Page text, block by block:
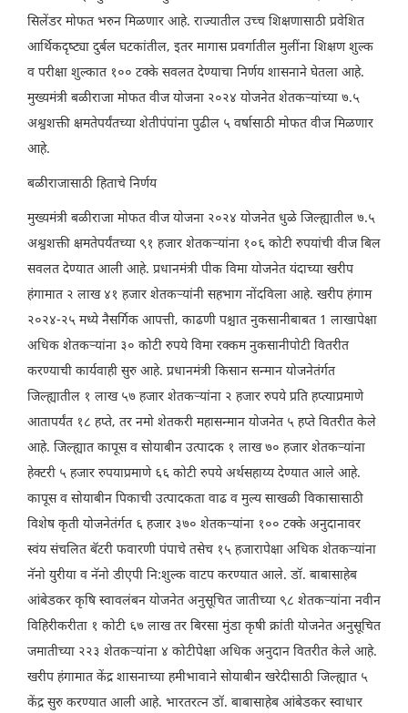
सिलेंडर मोफत भरुन मिळणार आहे. राज्यातील उच्च शिक्षणासाठी प्रवेशित
आर्थिकदृष्ट्या दुर्बल घटकांतील, इतर मागास प्रवर्गातील मुलींना शिक्षण शुल्क
व परीक्षा शुल्कात १०० टक्के सवलत देण्याचा निर्णय शासनाने घेतला आहे.
मुख्यमंत्री बळीराजा मोफत वीज योजना २०२४ योजनेत शेतकऱ्यांच्या ७.५
अश्वशक्ती क्षमतेपर्यंतच्या शेतीपंपांना पुढील ५ वर्षासाठी मोफत वीज मिळणार
आहे.
बळीराजासाठी हिताचे निर्णय
मुख्यमंत्री बळीराजा मोफत वीज योजना २०२४ योजनेत धुळे जिल्ह्यातील ७.५
अश्वशक्ती क्षमतेपर्यंतच्या ९१ हजार शेतकऱ्यांना १०६ कोटी रुपयांची वीज बिल
सवलत देण्यात आली आहे. प्रधानमंत्री पीक विमा योजनेत यंदाच्या खरीप
हंगामात २ लाख ४१ हजार शेतकऱ्यांनी सहभाग नोंदविला आहे. खरीप हंगाम
२०२४-२५ मध्ये नैसर्गिक आपत्ती, काढणी पश्चात नुकसानीबाबत 1 लाखापेक्षा
अधिक शेतकऱ्यांना ३० कोटी रुपये विमा रक्कम नुकसानीपोटी वितरीत
करण्याची कार्यवाही सुरु आहे. प्रधानमंत्री किसान सन्मान योजनेतंर्गत
जिल्ह्यातील १ लाख ५७ हजार शेतकऱ्यांना २ हजार रुपये प्रति हप्त्याप्रमाणे
आतापर्यंत १८ हप्ते, तर नमो शेतकरी महासन्मान योजनेत ५ हप्ते वितरीत केले
आहे. जिल्ह्यात कापूस व सोयाबीन उत्पादक १ लाख ७० हजार शेतकऱ्यांना
हेक्टरी ५ हजार रुपयाप्रमाणे ६६ कोटी रुपये अर्थसहाय्य देण्यात आले आहे.
कापूस व सोयाबीन पिकाची उत्पादकता वाढ व मुल्य साखळी विकासासाठी
विशेष कृती योजनेतंर्गत ६ हजार ३७० शेतकऱ्यांना १०० टक्के अनुदानावर
स्वंय संचलित बॅटरी फवारणी पंपाचे तसेच १५ हजारापेक्षा अधिक शेतकऱ्यांना
नॅनो युरीया व नॅनो डीएपी नि:शुल्क वाटप करण्यात आले. डॉ. बाबासाहेब
आंबेडकर कृषि स्वावलंबन योजनेत अनुसूचित जातीच्या ९८ शेतकऱ्यांना नवीन
विहिरीकरीता १ कोटी ६७ लाख तर बिरसा मुंडा कृषी क्रांती योजनेत अनुसूचित
जमातीच्या २२३ शेतकऱ्यांना ४ कोटीपेक्षा अधिक अनुदान वितरीत केले आहे.
खरीप हंगामात केंद्र शासनाच्या हमीभावाने सोयाबीन खरेदीसाठी जिल्ह्यात ५
केंद्र सुरु करण्यात आली आहे. भारतरत्न डॉ. बाबासाहेब आंबेडकर स्वाधार